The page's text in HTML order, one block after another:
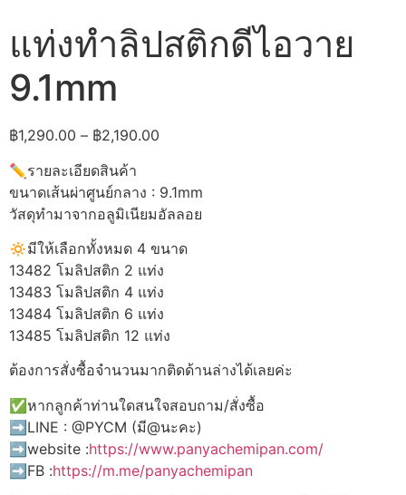
แท่งทำลิปสติกดีไอวาย
9.1mm
฿1,290.00 – ฿2,190.00
through
฿2,190.00
✏️รายละเอียดสินค้า
ขนาดเส้นผ่าศูนย์กลาง : 9.1mm
วัสดุทำมาจากอลูมิเนียมอัลลอย
🔅มีให้เลือกทั้งหมด 4 ขนาด
13482 โมลิปสติก 2 แท่ง
13483 โมลิปสติก 4 แท่ง
13484 โมลิปสติก 6 แท่ง
13485 โมลิปสติก 12 แท่ง
ต้องการสั่งซื้อจำนวนมากติดด้านล่างได้เลยค่ะ
✅หากลูกค้าท่านใดสนใจสอบถาม/สั่งซื้อ
➡️LINE : @PYCM (มี@นะคะ)
➡️website :https://www.panyachemipan.com/
➡️FB :https://m.me/panyachemipan